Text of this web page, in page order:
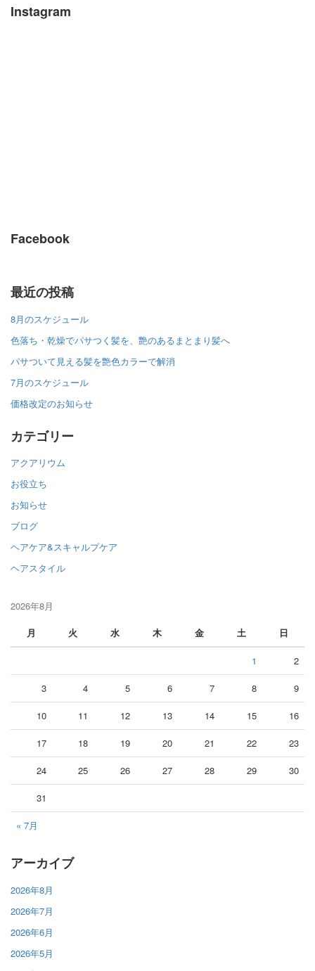
Instagram
Facebook
最近の投稿
8月のスケジュール
色落ち・乾燥でパサつく髪を、艶のあるまとまり髪へ
パサついて見える髪を艶色カラーで解消
7月のスケジュール
価格改定のお知らせ
カテゴリー
アクアリウム
お役立ち
お知らせ
ブログ
ヘアケア&スキャルプケア
ヘアスタイル
2026年8月
月
火 水 木 金 土 日
« 7月
1 2
3 4 5 6 7 8 9
10 11 12 13 14 15 16
17 18 19 20 21 22 23
24 25 26 27 28 29 30
31
アーカイブ
2026年8月
2026年7月
2026年6月
2026年5月